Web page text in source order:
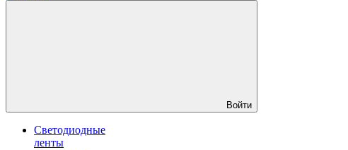
Войти
Светодиодные
ленты